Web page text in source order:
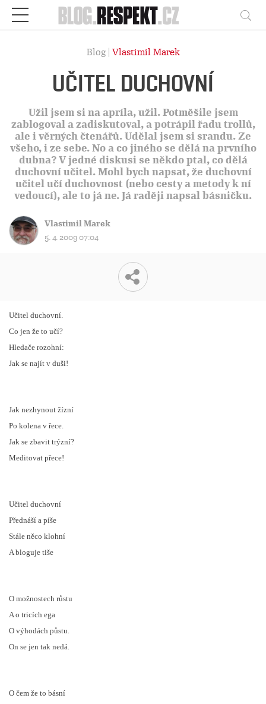
Respekt
Blog | Vlastimil Marek
UČITEL DUCHOVNÍ
Užil jsem si na apríla, užil. Potměšile jsem
zablogoval a zadiskutoval, a potrápil řadu trollů,
ale i věrných čtenářů. Udělal jsem si srandu. Ze
všeho, i ze sebe. No a co jiného se dělá na prvního
dubna? V jedné diskusi se někdo ptal, co dělá
duchovní učitel. Mohl bych napsat, že duchovní
učitel učí duchovnost (nebo cesty a metody k ní
vedoucí), ale to já ne. Já raději napsal básničku.
Vlastimil Marek
5. 4. 2009 07:04
Učitel duchovní.
Co jen že to učí?
Hledače rozohní:
Jak se najít v duši!
Jak nezhynout žízní
Po kolena v řece.
Jak se zbavit trýzní?
Meditovat přece!
Učitel duchovní
Přednáší a píše
Stále něco klohní
A bloguje tiše
O možnostech růstu
A o tricích ega
O výhodách půstu.
On se jen tak nedá.
O čem že to básní